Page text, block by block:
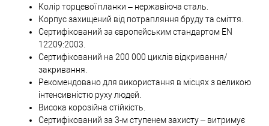
Колір торцевої планки – нержавіюча сталь.
Корпус захищений від потрапляння бруду та сміття.
Сертифікований за європейським стандартом EN
12209:2003.
Сертифікований на 200 000 циклів відкривання/
закривання.
Рекомендовано для використання в місцях з великою
інтенсивністю руху людей.
Висока корозійна стійкість.
Сертифікований за 3-м ступенем захисту – витримує